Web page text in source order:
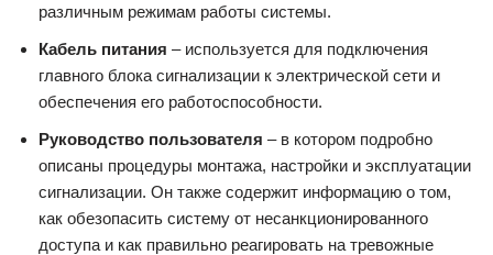
различным режимам работы системы.
Кабель питания – используется для подключения
главного блока сигнализации к электрической сети и
обеспечения его работоспособности.
Руководство пользователя – в котором подробно
описаны процедуры монтажа, настройки и эксплуатации
сигнализации. Он также содержит информацию о том,
как обезопасить систему от несанкционированного
доступа и как правильно реагировать на тревожные